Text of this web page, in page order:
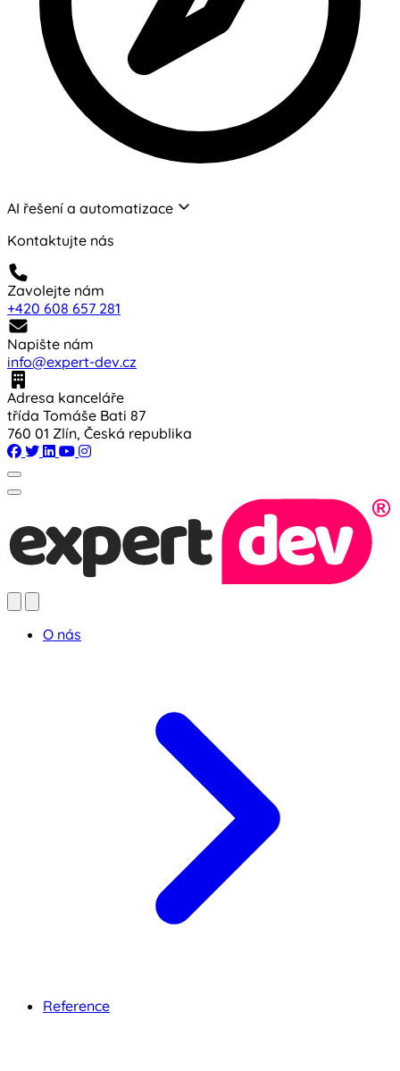
AI řešení a automatizace
Kontaktujte nás
Zavolejte nám
+420 608 657 281
Napište nám
info@expert-dev.cz
Adresa kanceláře
třída Tomáše Bati 87
760 01 Zlín, Česká republika
O nás
Reference